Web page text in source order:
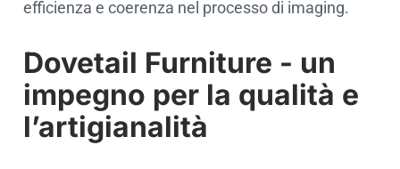
efficienza e coerenza nel processo di imaging.
Dovetail Furniture - un
impegno per la qualità e
l’artigianalità